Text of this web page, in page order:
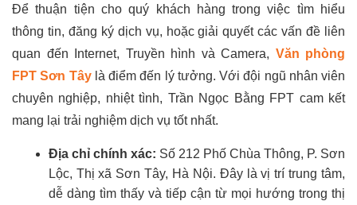
Để thuận tiện cho quý khách hàng trong việc tìm hiểu
thông tin, đăng ký dịch vụ, hoặc giải quyết các vấn đề liên
quan đến Internet, Truyền hình và Camera, Văn phòng
FPT Sơn Tâylà điểm đến lý tưởng. Với đội ngũ nhân viên
chuyên nghiệp, nhiệt tình, Trần Ngọc Bằng FPT cam kết
mang lại trải nghiệm dịch vụ tốt nhất.
Địa chỉ chính xác: Số 212 Phố Chùa Thông, P. Sơn
Lộc, Thị xã Sơn Tây, Hà Nội. Đây là vị trí trung tâm,
dễ dàng tìm thấy và tiếp cận từ mọi hướng trong thị